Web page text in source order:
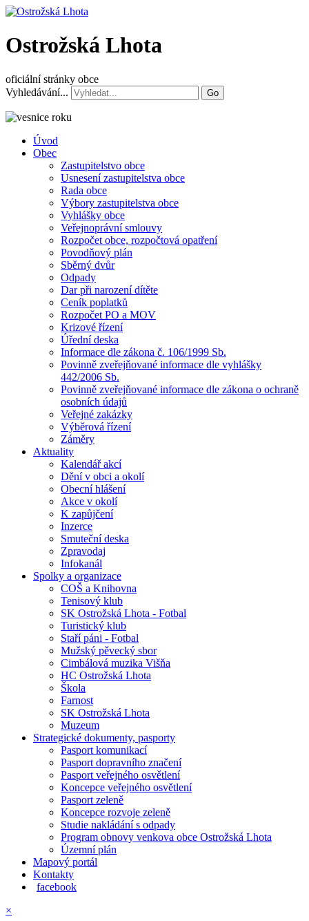
Ostrožská Lhota
oficiální stránky obce
Vyhledávání...
Go
Úvod
Obec
Zastupitelstvo obce
Usnesení zastupitelstva obce
Rada obce
Výbory zastupitelstva obce
Vyhlášky obce
Veřejnoprávní smlouvy
Rozpočet obce, rozpočtová opatření
Povodňový plán
Sběrný dvůr
Odpady
Dar při narození dítěte
Ceník poplatků
Rozpočet PO a MOV
Krizové řízení
Úřední deska
Informace dle zákona č. 106/1999 Sb.
Povinně zveřejňované informace dle vyhlášky
442/2006 Sb.
Povinně zveřejňované informace dle zákona o ochraně
osobních údajů
Veřejné zakázky
Výběrová řízení
Záměry
Aktuality
Kalendář akcí
Dění v obci a okolí
Obecní hlášení
Akce v okolí
K zapůjčení
Inzerce
Smuteční deska
Zpravodaj
Infokanál
Spolky a organizace
COŠ a Knihovna
Tenisový klub
SK Ostrožská Lhota - Fotbal
Turistický klub
Staří páni - Fotbal
Mužský pěvecký sbor
Cimbálová muzika Višňa
HC Ostrožská Lhota
Škola
Farnost
SK Ostrožská Lhota
Muzeum
Strategické dokumenty, pasporty
Pasport komunikací
Pasport dopravního značení
Pasport veřejného osvětlení
Koncepce veřejného osvětlení
Pasport zeleně
Koncepce rozvoje zeleně
Studie nakládání s odpady
Program obnovy venkova obce Ostrožská Lhota
Územní plán
Mapový portál
Kontakty
facebook
×